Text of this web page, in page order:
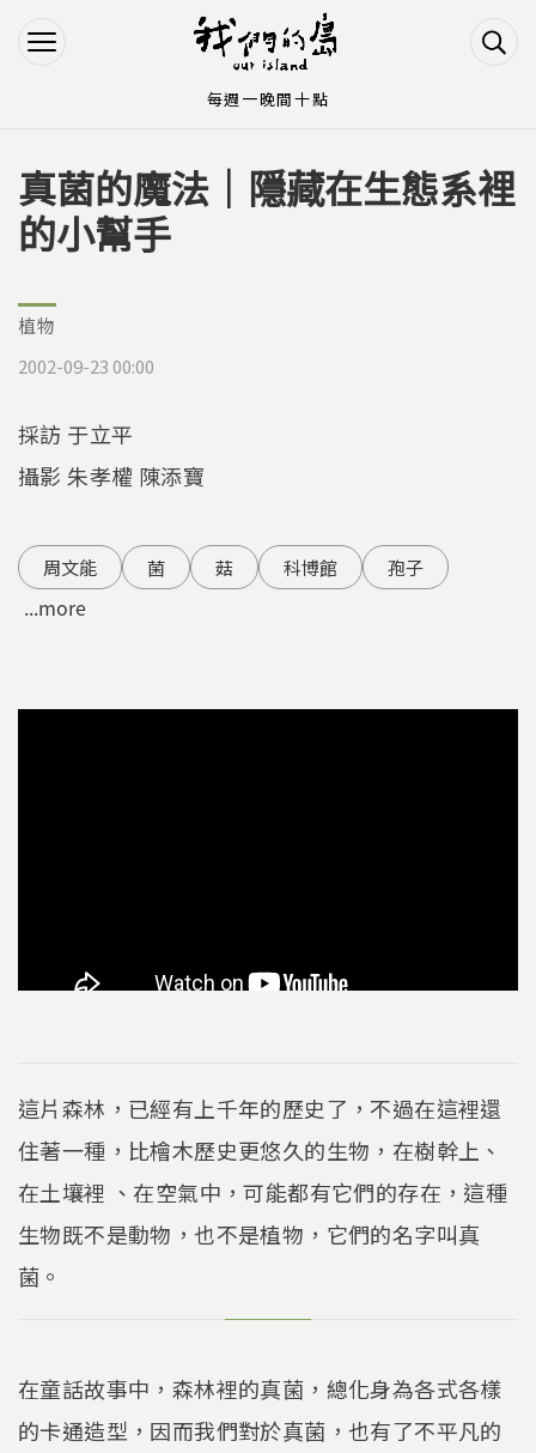
Jump to Navigation
Jump to Main content
您在這裡
真菌的魔法｜隱藏在生態系裡
的小幫手
植物
2002-09-23 00:00
採訪 于立平
攝影 朱孝權 陳添寶
周文能 菌 菇 科博館 孢子
...more
這片森林，已經有上千年的歷史了，不過在這裡還
住著一種，比檜木歷史更悠久的生物，在樹幹上、
在土壤裡 、在空氣中，可能都有它們的存在，這種
生物既不是動物，也不是植物，它們的名字叫真
菌。
在童話故事中，森林裡的真菌，總化身為各式各樣
的卡通造型，因而我們對於真菌，也有了不平凡的
每週一晚間十點